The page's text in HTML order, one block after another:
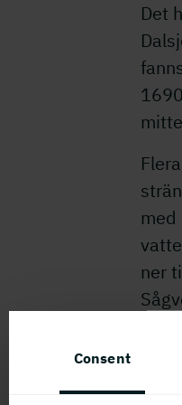
Consent
Det
ner
De